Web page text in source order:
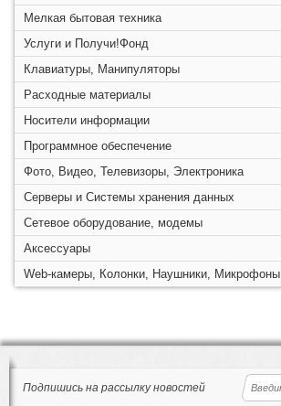
Мелкая бытовая техника
Услуги и Получи!Фонд
Клавиатуры, Манипуляторы
Расходные материалы
Носители информации
Программное обеспечение
Фото, Видео, Телевизоры, Электроника
Серверы и Системы хранения данных
Сетевое оборудование, модемы
Аксессуары
Web-камеры, Колонки, Наушники, Микрофоны
Подпишись на рассылку новостей